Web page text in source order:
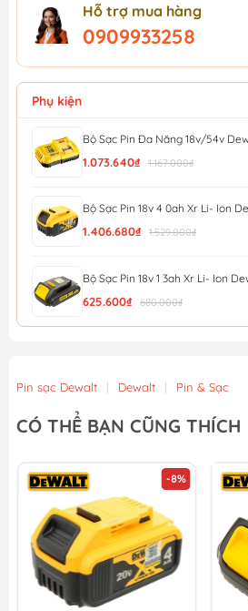
Hỗ trợ mua hàng
0909933258
Phụ kiện
Bộ Sạc Pin Đa Năng 18v/54v
1.073.640₫ 1.167.000₫
Bộ Sạc Pin 18v 4 0ah Xr Li- Ion
1.406.680₫ 1.529.000₫
Bộ Sạc Pin 18v 1 3ah Xr Li- Ion
625.600₫ 680.000₫
Bộ Sạc Pin 12v/20v Xr 2a Dewalt
552.000₫
Bộ Sạc Pin 10 8v 1 3ah Xr Li-ion
521.640₫ 567.000₫
Pin sạc Dewalt | Dewalt | Pin & Sạc
CÓ THỂ BẠN CŨNG THÍCH
-8%